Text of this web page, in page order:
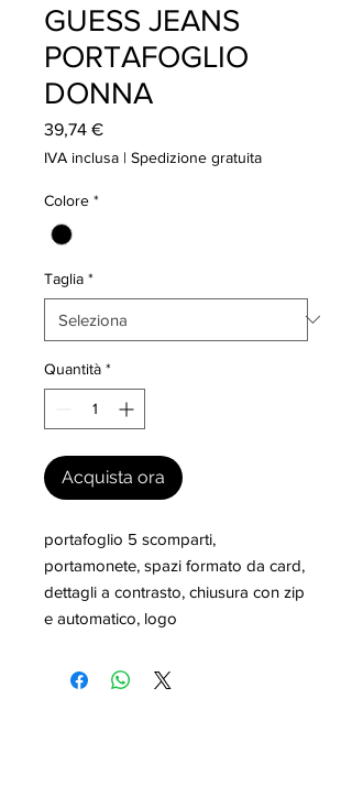
GUESS JEANS
PORTAFOGLIO
DONNA
39,74 €Prezzo
IVA inclusa | Spedizione gratuita
Colore *
Taglia *
Quantità *
Acquista ora
portafoglio 5 scomparti,
portamonete, spazi formato da card,
dettagli a contrasto, chiusura con zip
e automatico, logo